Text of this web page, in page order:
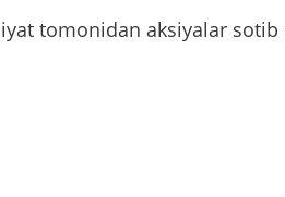
tomonidan aksiyalar sotib